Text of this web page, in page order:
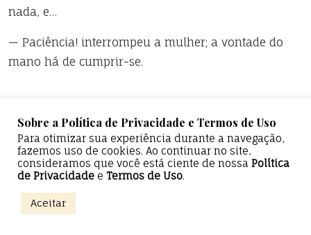
nada, e…
— Paciência! interrompeu a mulher; a vontade do
mano há de cumprir-se.
Quer ler romances de Machado de Assis? Compre
aqui.
Sobre a Política de Privacidade e Termos de Uso
Para otimizar sua experiência durante a navegação,
fazemos uso de cookies. Ao continuar no site,
consideramos que você está ciente de nossa Política
de Privacidade e Termos de Uso.
Aceitar